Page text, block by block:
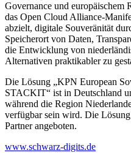
Governance und europäischem
das Open Cloud Alliance-
abzielt, digitale Souveränität
Speicherort von Daten,
die Entwicklung von
Alternativen praktikabler zu
Die Lösung „KPN European
STACKIT“ ist in Deutschland
während die Region
verfügbar sein wird. Die
Partner angeboten.
www.schwarz-digits.de